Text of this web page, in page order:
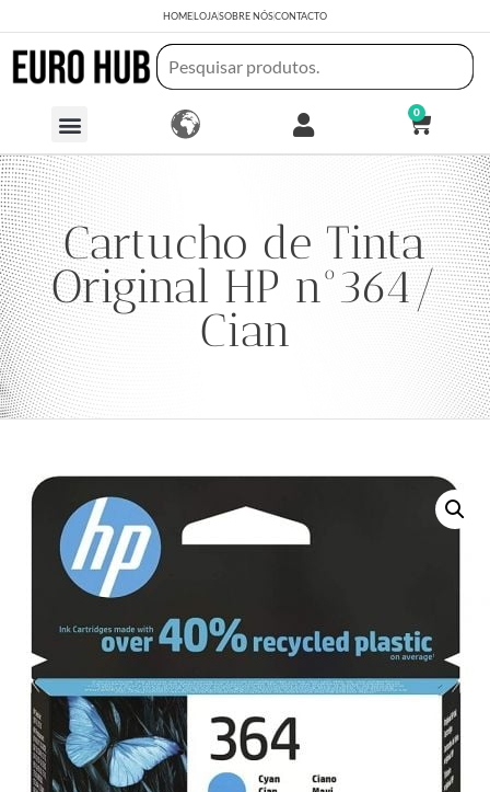
HOMELOJASOBRE NÓSCONTACTO
0
Cartucho de Tinta
Original HP nº364/
Cian